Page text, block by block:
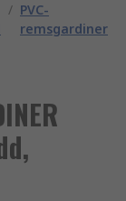
/ PVC-
remsgardiner